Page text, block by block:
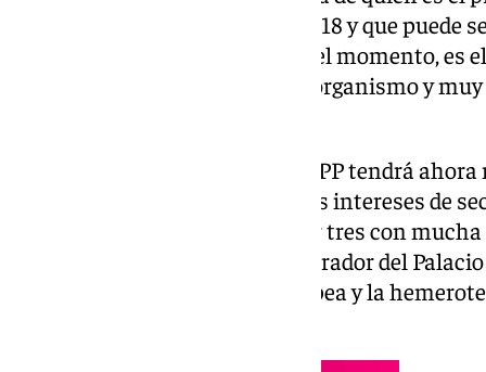
comunidad autónoma desde 2018 y que puede
intereses de los andaluces. Por el momento, es
Popular Europeo) a dirigir este organismo y
La voz del líder autonómico del PP tendrá
juegan en muchas ocasiones los intereses de
pesca o el transporte, por situar tres con
hecho, Moreno desde que es morador del
tenido un ojo en la Unión Europea y la